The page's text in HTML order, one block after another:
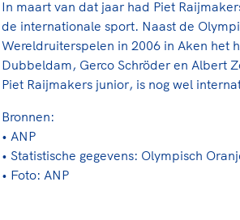
In maart van dat jaar had Piet
de internationale sport. Naast de
Wereldruiterspelen in 2006 in Aken het
Dubbeldam, Gerco Schröder en Albert
Piet Raijmakers junior, is nog wel
Bronnen:
• ANP
• Statistische gegevens: Olympisch
• Foto: ANP